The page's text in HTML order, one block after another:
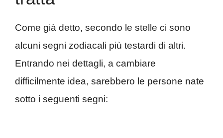
Come già detto, secondo le stelle ci sono
alcuni segni zodiacali più testardi di altri.
Entrando nei dettagli, a cambiare
difficilmente idea, sarebbero le persone nate
sotto i seguenti segni: